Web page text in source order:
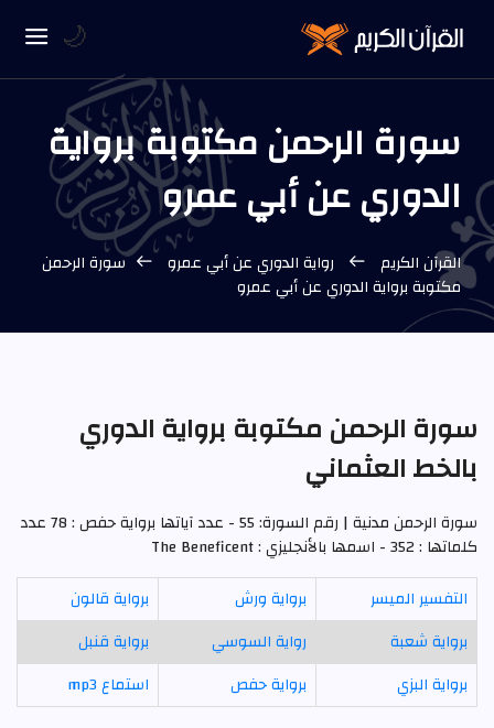
سورة الرحمن مكتوبة برواية
الدوري عن أبي عمرو
القرآن الكريم رواية الدوري عن أبي عمرو
سورة الرحمن
مكتوبة برواية الدوري عن أبي عمرو
سورة الرحمن مكتوبة برواية الدوري
بالخط العثماني
سورة الرحمن مدنية | رقم السورة: 55 - عدد آياتها برواية حفص : 78 عدد
كلماتها : 352 - اسمها بالأنجليزي : The Beneficent
التفسير الميسر
برواية ورش
برواية قالون
برواية شعبة
رواية السوسي
برواية قنبل
برواية البزي
برواية حفص استماع mp3
🌙